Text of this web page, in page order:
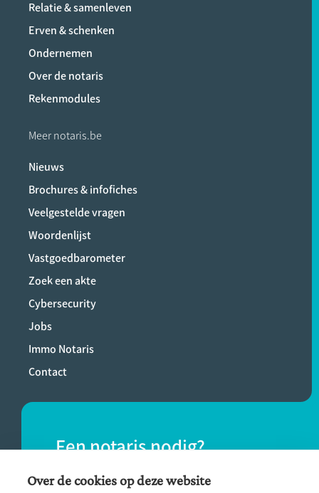
Relatie & samenleven
Erven & schenken
Ondernemen
Over de notaris
Rekenmodules
Meer notaris.be
Nieuws
Brochures & infofiches
Veelgestelde vragen
Woordenlijst
Vastgoedbarometer
Zoek een akte
Cybersecurity
Jobs
Immo Notaris
Contact
Een notaris nodig?
Vind eenvoudig een notaris bij jou in de
Over de cookies op deze website